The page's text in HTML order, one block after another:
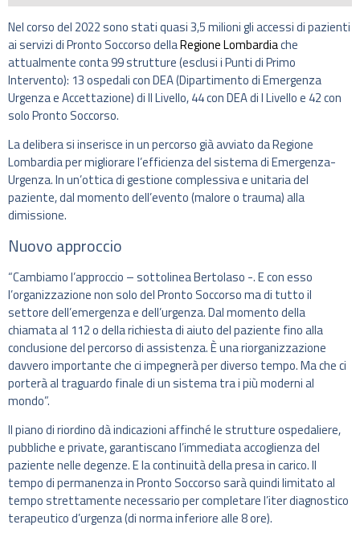
Nel corso del 2022 sono stati quasi 3,5 milioni gli accessi di pazienti
ai servizi di Pronto Soccorso dellaRegione Lombardiache
attualmente conta 99 strutture (esclusi i Punti di Primo
Intervento): 13 ospedali con DEA (Dipartimento di Emergenza
Urgenza e Accettazione) di II Livello, 44 con DEA di I Livello e 42 con
solo Pronto Soccorso.
La delibera si inserisce in un percorso già avviato da Regione
Lombardia per migliorare l’efficienza del sistema di Emergenza-
Urgenza. In un’ottica di gestione complessiva e unitaria del
paziente, dal momento dell’evento (malore o trauma) alla
dimissione.
Nuovo approccio
“Cambiamo l’approccio – sottolinea Bertolaso -. E con esso
l’organizzazione non solo del Pronto Soccorso ma di tutto il
settore dell’emergenza e dell’urgenza. Dal momento della
chiamata al 112 o della richiesta di aiuto del paziente fino alla
conclusione del percorso di assistenza. È una riorganizzazione
davvero importante che ci impegnerà per diverso tempo. Ma che ci
porterà al traguardo finale di un sistema tra i più moderni al
mondo”.
Il piano di riordino dà indicazioni affinché le strutture ospedaliere,
pubbliche e private, garantiscano l’immediata accoglienza del
paziente nelle degenze. E la continuità della presa in carico. Il
tempo di permanenza in Pronto Soccorso sarà quindi limitato al
tempo strettamente necessario per completare l’iter diagnostico
terapeutico d’urgenza (di norma inferiore alle 8 ore).